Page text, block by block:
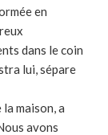
en
dans le coin
lui, sépare
maison, a
avons